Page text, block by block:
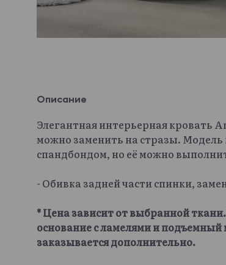
Описание
Элегантная интерьерная кровать
можно заменить на стразы. Модель
спандбондом, но её можно
- Обивка задней части спинки,
* Цена зависит от выбранной
основание с ламелями и
заказывается дополнительно.